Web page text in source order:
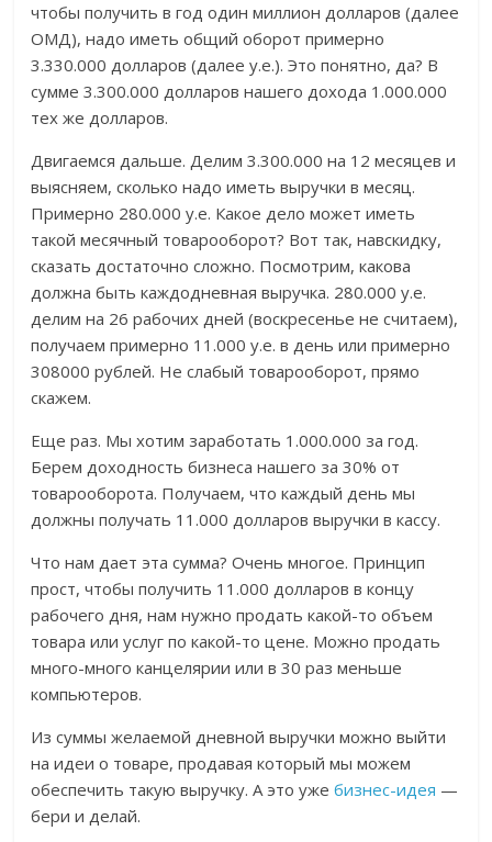
чтобы получить в год один миллион долларов (далее
ОМД), надо иметь общий оборот примерно
3.330.000 долларов (далее у.е.). Это понятно, да? В
сумме 3.300.000 долларов нашего дохода 1.000.000
тех же долларов.
Двигаемся дальше. Делим 3.300.000 на 12 месяцев и
выясняем, сколько надо иметь выручки в месяц.
Примерно 280.000 у.е. Какое дело может иметь
такой месячный товарооборот? Вот так, навскидку,
сказать достаточно сложно. Посмотрим, какова
должна быть каждодневная выручка. 280.000 у.е.
делим на 26 рабочих дней (воскресенье не считаем),
получаем примерно 11.000 у.е. в день или примерно
308000 рублей. Не слабый товарооборот, прямо
скажем.
Еще раз. Мы хотим заработать 1.000.000 за год.
Берем доходность бизнеса нашего за 30% от
товарооборота. Получаем, что каждый день мы
должны получать 11.000 долларов выручки в кассу.
Что нам дает эта сумма? Очень многое. Принцип
прост, чтобы получить 11.000 долларов в концу
рабочего дня, нам нужно продать какой-то объем
товара или услуг по какой-то цене. Можно продать
много-много канцелярии или в 30 раз меньше
компьютеров.
Из суммы желаемой дневной выручки можно выйти
на идеи о товаре, продавая который мы можем
обеспечить такую выручку. А это ужебизнес-идея —
бери и делай.